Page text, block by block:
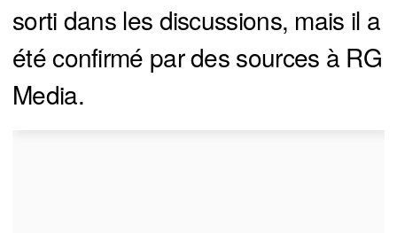
sorti dans les discussions, mais il a
été confirmé par des sources à RG
Media.